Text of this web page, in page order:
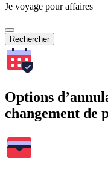
Je voyage pour affaires
Rechercher
Options
changement de